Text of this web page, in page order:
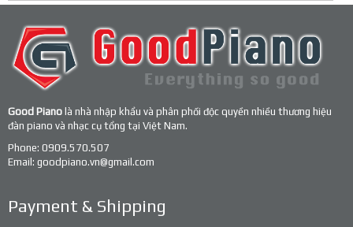
Good Piano là nhà nhập khẩu và phân phối độc quyền nhiều thương hiệu
đàn piano và nhạc cụ tổng tại Việt Nam.
Phone: 0909.570.507
Email: goodpiano.vn@gmail.com
Payment & Shipping